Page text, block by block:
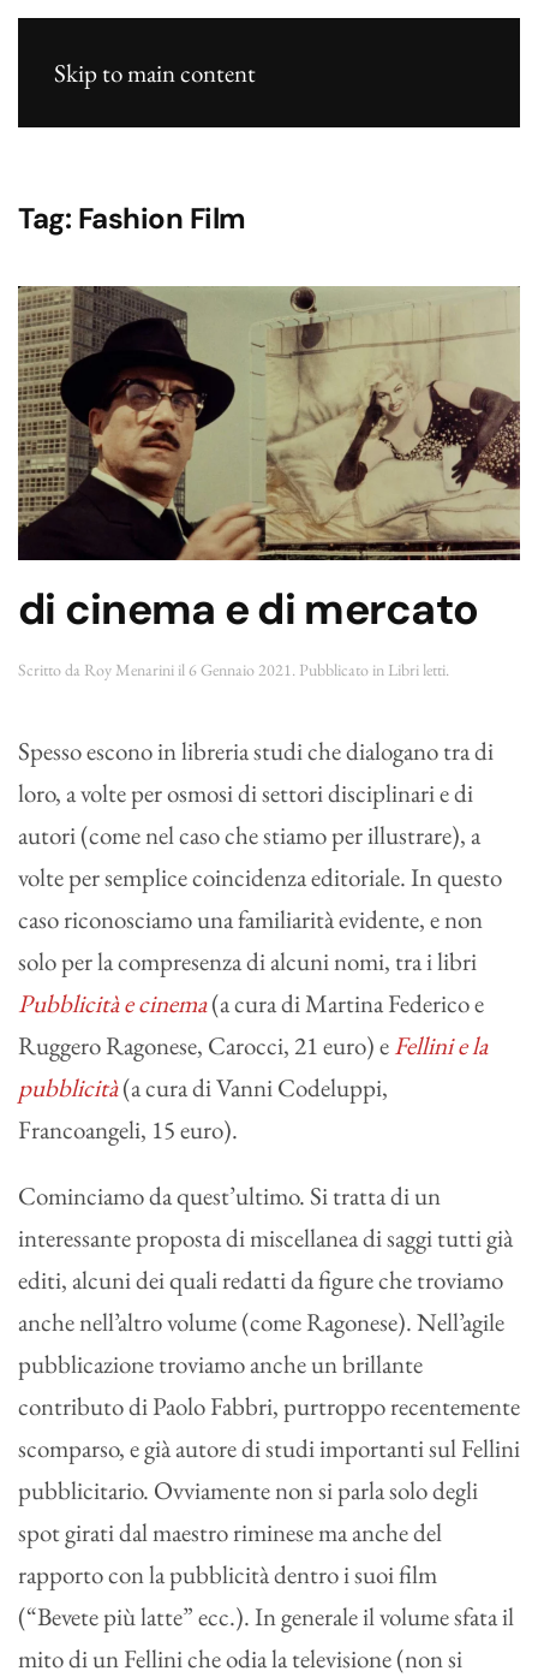
Skip to main content
Tag: Fashion Film
di cinema e di mercato
Scritto da Roy Menarini il6 Gennaio 2021. Pubblicato in Libri letti.
Spesso escono in libreria studi che dialogano tra di
loro, a volte per osmosi di settori disciplinari e di
autori (come nel caso che stiamo per illustrare), a
volte per semplice coincidenza editoriale. In questo
caso riconosciamo una familiarità evidente, e non
solo per la compresenza di alcuni nomi, tra i libri
Pubblicità e cinema(a cura di Martina Federico e
Ruggero Ragonese, Carocci, 21 euro) eFellini e la
pubblicità(a cura di Vanni Codeluppi,
Francoangeli, 15 euro).
Cominciamo da quest’ultimo. Si tratta di un
interessante proposta di miscellanea di saggi tutti già
editi, alcuni dei quali redatti da figure che troviamo
anche nell’altro volume (come Ragonese). Nell’agile
pubblicazione troviamo anche un brillante
contributo di Paolo Fabbri, purtroppo recentemente
scomparso, e già autore di studi importanti sul Fellini
pubblicitario. Ovviamente non si parla solo degli
spot girati dal maestro riminese ma anche del
rapporto con la pubblicità dentro i suoi film
(“Bevete più latte” ecc.). In generale il volume sfata il
mito di un Fellini che odia la televisione (non si